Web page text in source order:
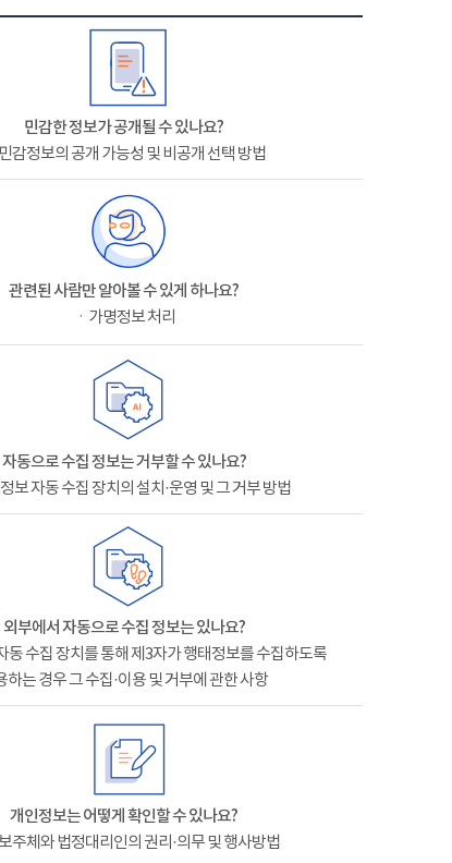
민감한 정보가 공개될 수 있나요?
감정보의 공개 가능성 및 비공개 선택 방법
관련된 사람만 알아볼 수 있게 하나요?
ㆍ가명정보 처리
자동으로 수집 정보는 거부할 수 있나요?
보 자동 수집 장치의 설치·운영 및 그 거부 방법
외부에서 자동으로 수집 정보는 있나요?
동 수집 장치를 통해 제3자가 행태정보를 수집하도록
하는 경우 그 수집·이용 및 거부에 관한 사항
개인정보는 어떻게 확인할 수 있나요?
주체와 법정대리인의 권리·의무 및 행사방법